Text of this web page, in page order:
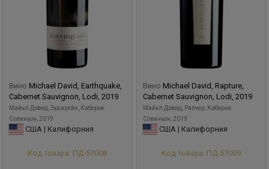
Вино Michael David, Earthquake,
Cabernet Sauvignon, Lodi, 2019
Майкл Дэвид, Эрскуейк, Каберне
Совиньон, 2019
США | Калифорния
Код товара: ПД-57008
Вино Michael David, Rapture,
Cabernet Sauvignon, Lodi, 2019
Майкл Дэвид, Рапчер, Каберне
Совиньон, 2019
США | Калифорния
Код товара: ПД-57009